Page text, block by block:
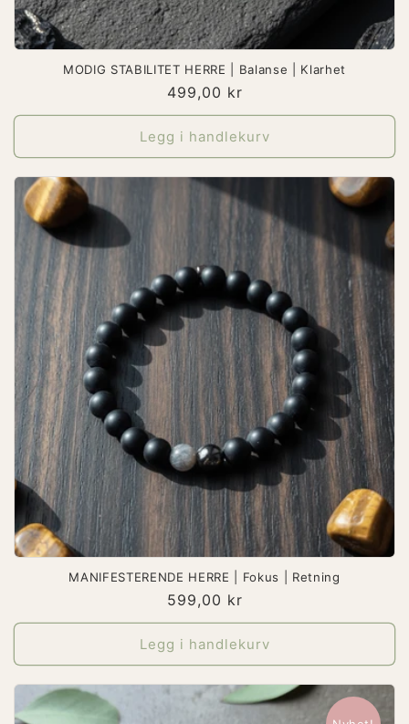
MODIG STABILITET HERRE | Balanse | Klarhet
Vanlig
pris
499,00 kr
Legg i handlekurv
MANIFESTERENDE HERRE | Fokus | Retning
Vanlig
pris
599,00 kr
Legg i handlekurv